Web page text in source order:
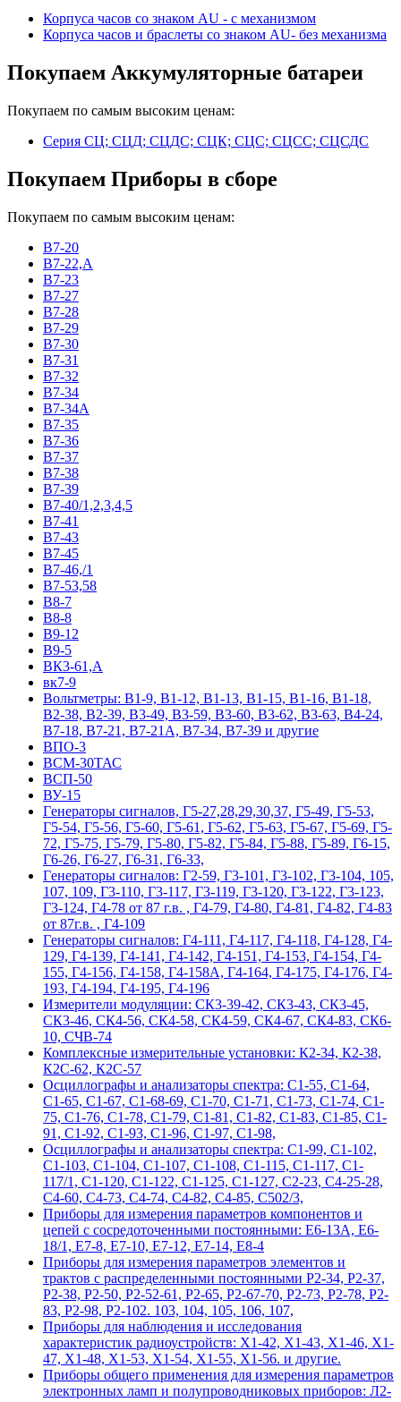
Корпуса часов cо знаком AU - с механизмом
Корпуса часов и браслеты со знаком AU- без механизма
Покупаем Аккумуляторные батареи
Покупаем по самым высоким ценам:
Серия СЦ; СЦД; СЦДС; СЦК; СЦС; СЦСС; СЦСДС
Покупаем Приборы в сборе
Покупаем по самым высоким ценам:
В7-20
В7-22,А
В7-23
В7-27
В7-28
В7-29
В7-30
В7-31
В7-32
В7-34
В7-34А
В7-35
В7-36
В7-37
В7-38
В7-39
В7-40/1,2,3,4,5
В7-41
В7-43
В7-45
В7-46,/1
В7-53,58
В8-7
В8-8
В9-12
В9-5
ВК3-61,А
вк7-9
Вольтметры: В1-9, В1-12, В1-13, В1-15, В1-16, В1-18,
В2-38, В2-39, В3-49, В3-59, В3-60, В3-62, В3-63, В4-24,
В7-18, В7-21, В7-21А, В7-34, В7-39 и другие
ВПО-3
ВСМ-30ТАС
ВСП-50
ВУ-15
Гeнepaтopы cигнaлoв, Г5-27,28,29,30,37, Г5-49, Г5-53,
Г5-54, Г5-56, Г5-60, Г5-61, Г5-62, Г5-63, Г5-67, Г5-69, Г5-
72, Г5-75, Г5-79, Г5-80, Г5-82, Г5-84, Г5-88, Г5-89, Г6-15,
Г6-26, Г6-27, Г6-31, Г6-33,
Гeнepaтopы cигнaлoв: Г2-59, Г3-101, Г3-102, Г3-104, 105,
107, 109, Г3-110, Г3-117, Г3-119, Г3-120, Г3-122, Г3-123,
Г3-124, Г4-78 от 87 г.в. , Г4-79, Г4-80, Г4-81, Г4-82, Г4-83
от 87г.в. , Г4-109
Гeнepaтopы cигнaлoв: Г4-111, Г4-117, Г4-118, Г4-128, Г4-
129, Г4-139, Г4-141, Г4-142, Г4-151, Г4-153, Г4-154, Г4-
155, Г4-156, Г4-158, Г4-158А, Г4-164, Г4-175, Г4-176, Г4-
193, Г4-194, Г4-195, Г4-196
Измерители модуляции: СК3-39-42, СК3-43, СК3-45,
СК3-46, СК4-56, СК4-58, СК4-59, СК4-67, СК4-83, СК6-
10, СЧВ-74
Комплексные измерительные установки: К2-34, К2-38,
К2С-62, К2С-57
Осциллографы и анализаторы спектра: С1-55, С1-64,
С1-65, С1-67, С1-68-69, С1-70, С1-71, С1-73, С1-74, С1-
75, С1-76, С1-78, С1-79, С1-81, С1-82, С1-83, С1-85, С1-
91, С1-92, С1-93, С1-96, С1-97, С1-98,
Осциллографы и анализаторы спектра: С1-99, С1-102,
С1-103, С1-104, С1-107, С1-108, С1-115, С1-117, С1-
117/1, С1-120, С1-122, С1-125, С1-127, С2-23, С4-25-28,
С4-60, С4-73, С4-74, С4-82, С4-85, С502/3,
Приборы для измерения параметров компонентов и
цепей с сосредоточенными постоянными: Е6-13А, Е6-
18/1, Е7-8, Е7-10, Е7-12, Е7-14, Е8-4
Приборы для измерения параметров элементов и
трактов с распределенными постоянными Р2-34, Р2-37,
Р2-38, Р2-50, Р2-52-61, Р2-65, Р2-67-70, Р2-73, Р2-78, Р2-
83, Р2-98, Р2-102. 103, 104, 105, 106, 107,
Приборы для наблюдения и исследования
характеристик радиоустройств: Х1-42, Х1-43, Х1-46, Х1-
47, Х1-48, Х1-53, Х1-54, Х1-55, Х1-56. и другие.
Приборы общего применения для измерения параметров
электронных ламп и полупроводниковых приборов: Л2-